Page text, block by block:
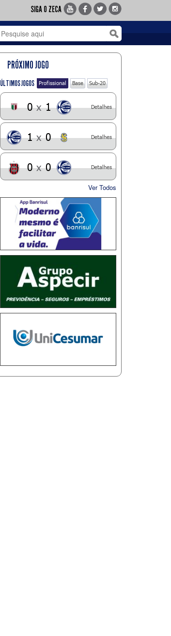
SIGA O ZECA
PRÓXIMO JOGO
ÚLTIMOS JOGOS Profissional Base Sub-20
0 x 1 Detalhes
1 x 0 Detalhes
0 x 0 Detalhes
Ver Todos